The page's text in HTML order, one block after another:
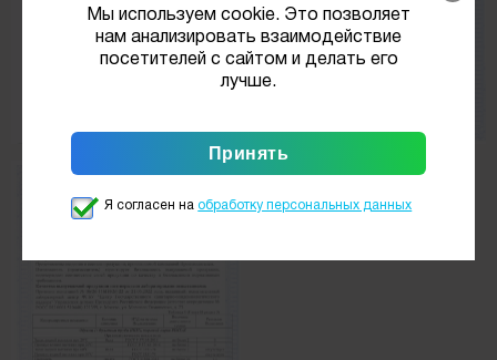
Мы используем cookie. Это позволяет
нам анализировать взаимодействие
посетителей с сайтом и делать его
лучше.
Я согласен на обработку персональных данных